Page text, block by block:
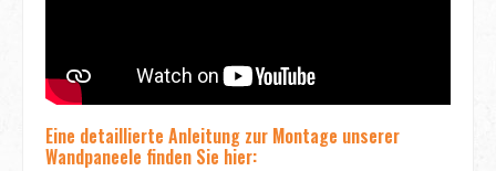
Eine detaillierte Anleitung zur Montage unserer
Wandpaneele finden Sie hier: